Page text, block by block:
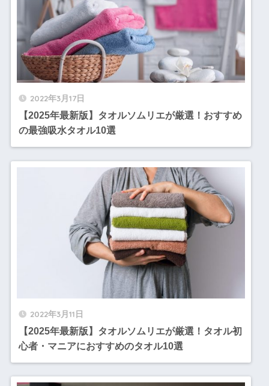
2022年3月17日
【2025年最新版】タオルソムリエが厳選！おすすめ
の最強吸水タオル10選
2022年3月11日
【2025年最新版】タオルソムリエが厳選！タオル初
心者・マニアにおすすめのタオル10選